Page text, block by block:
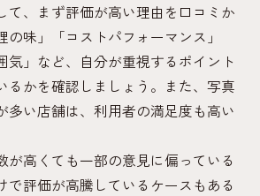
ストランで満足度を高める秘訣
で後悔しない飲食店選びのポイ
者評価で安心レストラン探し
名店に惑わされない選び方のコツ
て、まず評価が高い理由を口コミか
の味」「コストパフォーマンス」
気」など、自分が重視するポイント
るかを確認しましょう。また、写真
多い店舗は、利用者の満足度も高い
が高くても一部の意見に偏っている
で評価が高騰しているケースもある